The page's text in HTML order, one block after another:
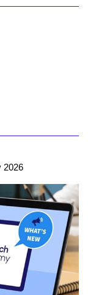
2026